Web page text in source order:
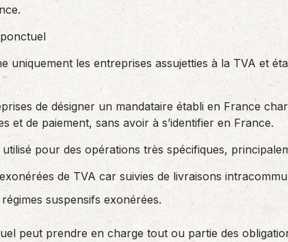
uniquement les entreprises assujetties à la TVA et
de désigner un mandataire établi en France
et de paiement, sans avoir à s’identifier en France.
pour des opérations très spécifiques,
de TVA car suivies de livraisons
suspensifs exonérées.
peut prendre en charge tout ou partie des